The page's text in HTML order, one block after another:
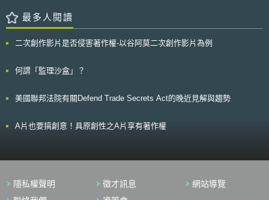
體標準； （二）該獲利來自他人的創業或經營努力：例如「營運上是否去
中心化」、「數位資產持有人，是否期待發行人執行或管理必要工作」等具
體標準； （三）其他相關考量因素：包含「數位資產之設計和執行，旨在
可作為真實貨幣之替代物」等等，文件中指出，只要這些其他相關考量因素
營努力」。 文件中亦強調，SEC將參酌個案事實，綜合上開各項標
最多人閱讀
二次創作影片是否侵害著作權-以谷阿莫二次創作影片為例
何謂「監理沙盒」？
美國聯邦法院有關Defend Trade Secrets Act的晚近見解與趨勢
A片也要搞創意！具原創性之A片享有著作權
隱私權聲明 徵才訊息
網站導覽